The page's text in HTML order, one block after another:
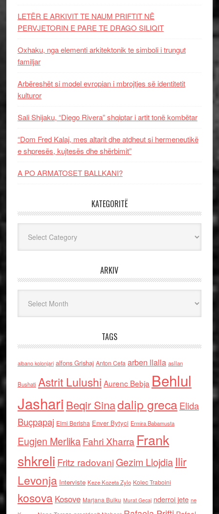
LETËR E ARKIVIT TE NAUM PRIFTIT NË
PERVJETORIN E PARE TE DRAGO SILIQIT
Oxhaku, nga elementi arkitektonik te simboli i trungut
familjar
Arbëreshët si model evropian i mbrojtjes së identitetit
kulturor
Sali Shijaku, “Diego Rivera” shqiptar i artit tonë kombëtar
“Dom Fred Kalaj, mes altarit dhe atdheut si hermeneutikë
e shpresës, kujtesës dhe shërbimit”
A PO ARMATOSET BALLKANI?
KATEGORITË
ARKIV
TAGS
albano kolonjari alfons Grishaj Anton Cefa arben llalla asllan
Bushati Astrit Lulushi Aurenc Bebja Behlul
Jashari Beqir Sinadalip grecaElida
Buçpapaj Elmi Berisha Enver Bytyci Ermira Babamusta
Eugjen MerlikaFahri Xharra Frank
shkreli Fritz radovaniGezim Llojdia Ilir
Levonja Interviste Keze Kozeta Zylo Kolec Traboini
kosova Kosove Marjana Bulku Murat Gecaj nderroi jete ne